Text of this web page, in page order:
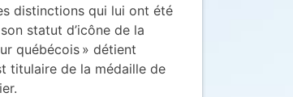
distinctions qui lui ont été
statut d’icône de la
québécois » détient
titulaire de la médaille de